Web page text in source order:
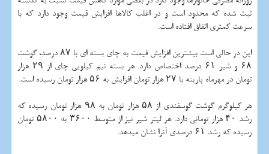
ثبت شده كه محدود است و در اغلب كالاها افزایش قیمت وجود دارد كه با
سرعت كمتری اتفاق افتاده است.
این در حالی است بیشترین افزایش قیمت به چای بسته ای با ۸۷ درصد، گوشت
۶۸ و شیر ۶۱ درصد اختصاص دارد. هر بسته نیم كیلویی چای از ۲۹ هزار
تومان در مهرماه پارینه با ۲۷ هزار تومان افزایش به ۵۶ هزار تومان رسیده است.
هر كیلوگرم گوشت گوسفندی از ۵۸ هزار تومان به ۹۸ هزار تومان رسیده كه
رشد ۴۰ هزار تومانی دارد. هر لیتر شیر نیز از متوسط ۳۶۰۰ به ۵۸۰۰ تومان
رسیده كه رشد ۶۱ درصدی آنرا نشان میدهد.